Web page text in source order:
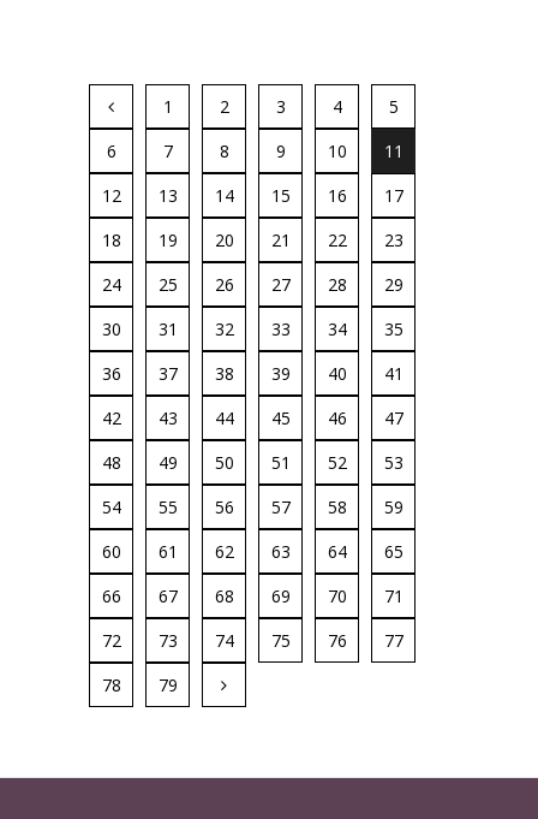
1 2 3 4
5
6
7 8 9 10
11
12
13 14 15 16
17
18
19 20 21 22
23
24
25 26 27 28
29
30
31 32 33 34
35
36
37 38 39 40
41
42
43 44 45 46
47
48
49 50 51 52
53
54
55 56 57 58
59
60
61 62 63 64
65
66
67 68 69 70
71
72
73 74 75 76
77
78
79